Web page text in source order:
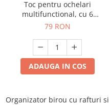
Toc pentru ochelari
multifunctional, cu 6
compartimente
79 RON
ADAUGA IN COS
Organizator birou cu rafturi si